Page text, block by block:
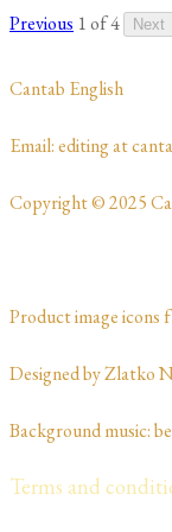
Previous 1 of 4 Next
​Cantab English
​​​Email: editing at
Copyright © 2025
Product image
Designed by Zlatko
Background music:
Terms and